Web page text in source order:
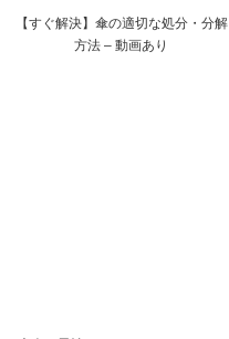
【すぐ解決】傘の適切な処分・分解
方法 – 動画あり